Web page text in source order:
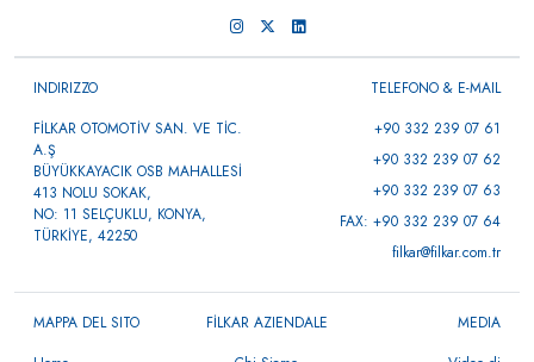
INDIRIZZO
FİLKAR OTOMOTİV SAN. VE TİC.
A.Ş
BÜYÜKKAYACIK OSB MAHALLESİ
413 NOLU SOKAK,
NO: 11 SELÇUKLU, KONYA,
TÜRKİYE, 42250
TELEFONO & E-MAIL
+90 332 239 07 61
+90 332 239 07 62
+90 332 239 07 63
FAX: +90 332 239 07 64
filkar@filkar.com.tr
MAPPA DEL SITO
FİLKAR AZIENDALE
MEDIA